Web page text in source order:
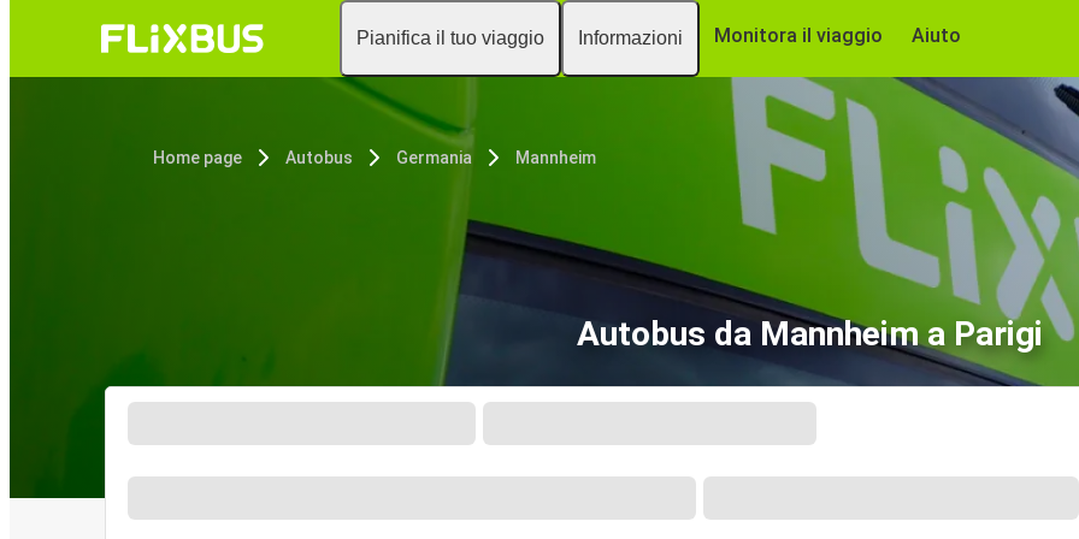
Pianifica il tuo viaggio Informazioni Monitora il viaggio Aiuto
Home page Autobus Germania Mannheim
Autobus da Mannheim a Parigi